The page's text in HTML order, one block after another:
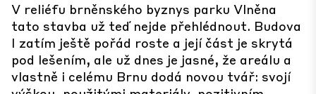
V reliéfu brněnského byznys parku Vlněna
tato stavba už teď nejde přehlédnout. Budova
I zatím ještě pořád roste a její část je skrytá
pod lešením, ale už dnes je jasné, že areálu a
vlastně i celému Brnu dodá novou tvář: svojí